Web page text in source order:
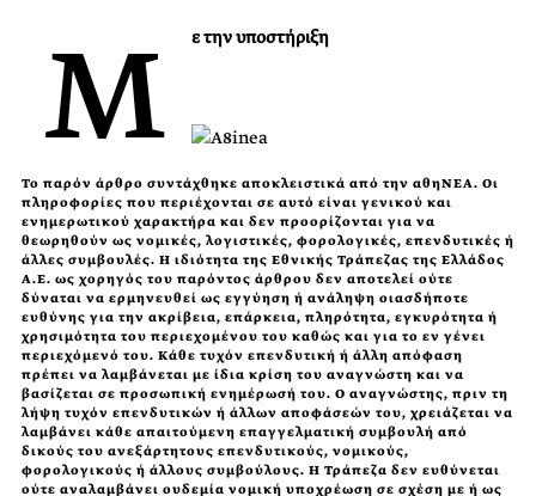
Μ ε την υποστήριξη
Το παρόν άρθρο συντάχθηκε αποκλειστικά από την αθηΝΕΑ. Οι
πληροφορίες που περιέχονται σε αυτό είναι γενικού και
ενημερωτικού χαρακτήρα και δεν προορίζονται για να
θεωρηθούν ως νομικές, λογιστικές, φορολογικές, επενδυτικές ή
άλλες συμβουλές. Η ιδιότητα της Εθνικής Τράπεζας της Ελλάδος
Α.Ε. ως χορηγός του παρόντος άρθρου δεν αποτελεί ούτε
δύναται να ερμηνευθεί ως εγγύηση ή ανάληψη οιασδήποτε
ευθύνης για την ακρίβεια, επάρκεια, πληρότητα, εγκυρότητα ή
χρησιμότητα του περιεχομένου του καθώς και για το εν γένει
περιεχόμενό του. Κάθε τυχόν επενδυτική ή άλλη απόφαση
πρέπει να λαμβάνεται με ίδια κρίση του αναγνώστη και να
βασίζεται σε προσωπική ενημέρωσή του. Ο αναγνώστης, πριν τη
λήψη τυχόν επενδυτικών ή άλλων αποφάσεών του, χρειάζεται να
λαμβάνει κάθε απαιτούμενη επαγγελματική συμβουλή από
δικούς του ανεξάρτητους επενδυτικούς, νομικούς,
φορολογικούς ή άλλους συμβούλους. Η Τράπεζα δεν ευθύνεται
ούτε αναλαμβάνει ουδεμία νομική υποχρέωση σε σχέση με ή ως